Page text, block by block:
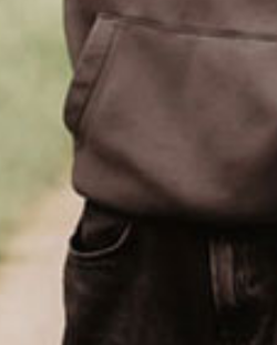
Spirits“ wurde unser
ausgezeichnet. Darüber
Anerkennung einen
die die herausragende
Können bei der Herstellung
LEES MEER...